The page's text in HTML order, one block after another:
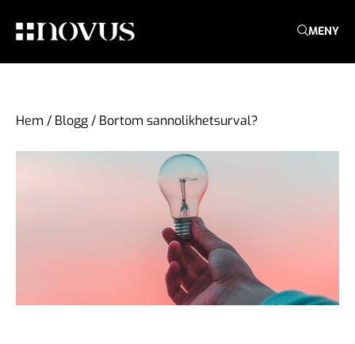
MENY
Hem / Blogg/ Bortom sannolikhetsurval?